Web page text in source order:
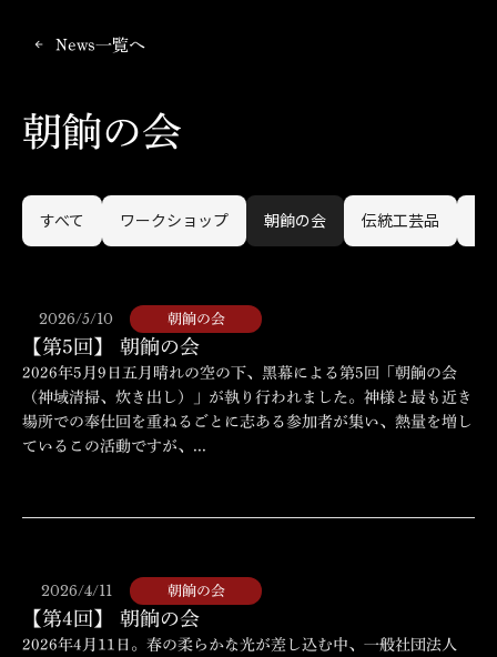
arrow_back News一覧へ
朝餉の会
すべて ワークショップ 朝餉の会 伝統工芸品
2026/5/10 朝餉の会
【第5回】 朝餉の会
2026年5月9日五月晴れの空の下、黑幕による第5回「朝餉の会
（神域清掃、炊き出し）」が執り行われました。神様と最も近き
場所での奉仕回を重ねるごとに志ある参加者が集い、熱量を増し
ているこの活動ですが、...
2026/4/11 朝餉の会
【第4回】 朝餉の会
2026年4月11日。春の柔らかな光が差し込む中、一般社団法人